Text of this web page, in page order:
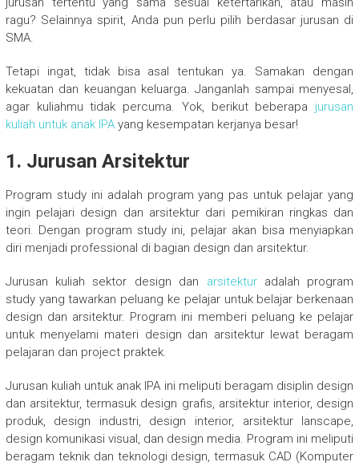
ragu? Selainnya spirit, Anda pun perlu pilih berdasar jurusan di
SMA.
Tetapi ingat, tidak bisa asal tentukan ya. Samakan dengan
kekuatan dan keuangan keluarga. Janganlah sampai menyesal,
agar kuliahmu tidak percuma. Yok, berikut beberapa jurusan
kuliah untuk anak IPAyang kesempatan kerjanya besar!
1. Jurusan Arsitektur
Program study ini adalah program yang pas untuk pelajar yang
ingin pelajari design dan arsitektur dari pemikiran ringkas dan
teori. Dengan program study ini, pelajar akan bisa menyiapkan
diri menjadi professional di bagian design dan arsitektur.
Jurusan kuliah sektor design dan arsitekturadalah program
study yang tawarkan peluang ke pelajar untuk belajar berkenaan
design dan arsitektur. Program ini memberi peluang ke pelajar
untuk menyelami materi design dan arsitektur lewat beragam
pelajaran dan project praktek.
Jurusan kuliah untuk anak IPA ini meliputi beragam disiplin design
dan arsitektur, termasuk design grafis, arsitektur interior, design
produk, design industri, design interior, arsitektur lanscape,
design komunikasi visual, dan design media. Program ini meliputi
beragam teknik dan teknologi design, termasuk CAD (Komputer